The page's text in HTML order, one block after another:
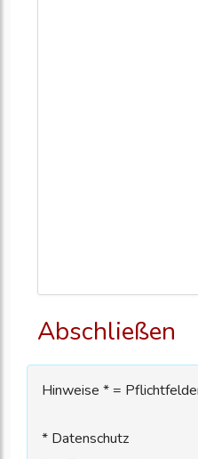
Abschließen
Hinweise * =
* Datenschutz